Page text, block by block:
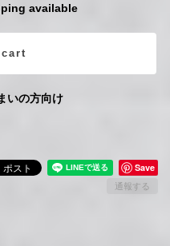
available
いの方向け
Save
通報する